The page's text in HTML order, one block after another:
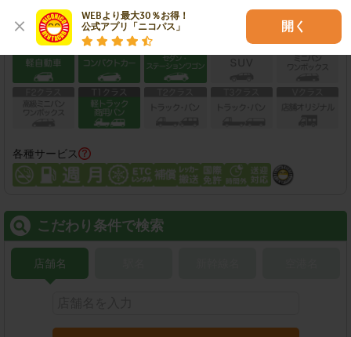
WEBより最大30％お得！
公式アプリ「ニコパス」
開く
保有車両クラス
各種サービス
こだわり条件で検索
店舗名